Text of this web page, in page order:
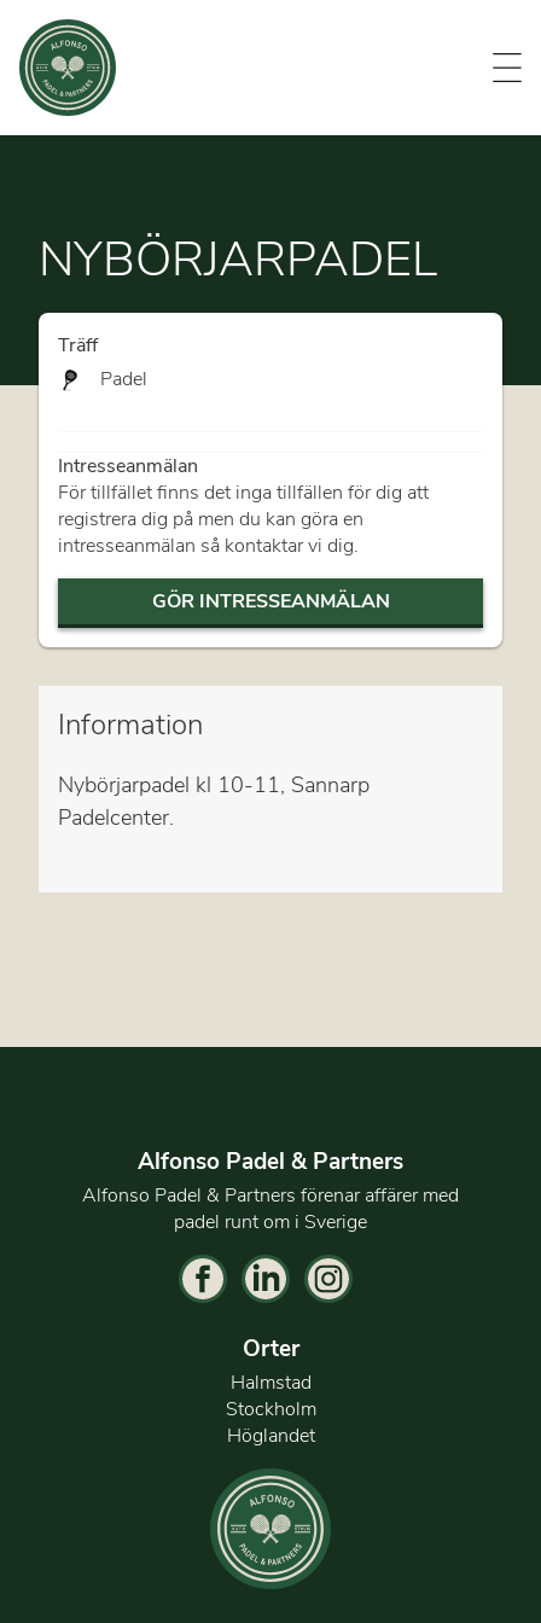
Evenemang
NYBÖRJARPADEL
Information
Nybörjarpadel kl 10-11, Sannarp
Padelcenter.
Träff
Padel
Intresseanmälan
För tillfället finns det inga tillfällen för dig att
registrera dig på men du kan göra en
intresseanmälan så kontaktar vi dig.
GÖR INTRESSEANMÄLAN
Alfonso Padel & Partners
Alfonso Padel & Partners förenar affärer med
padel runt om i Sverige
Orter
Halmstad
Stockholm
Höglandet